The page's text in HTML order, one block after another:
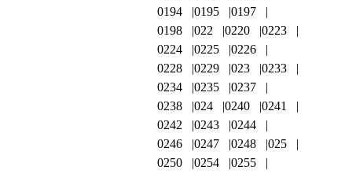
0194
0195
0197
0198
022 0220
0223
0224
0225
0226
0228
0229 023
0233
0234
0235
0237
0238
024 0240
0241
0242
0243
0244
0246
0247 0248
025
0250
0254
0255